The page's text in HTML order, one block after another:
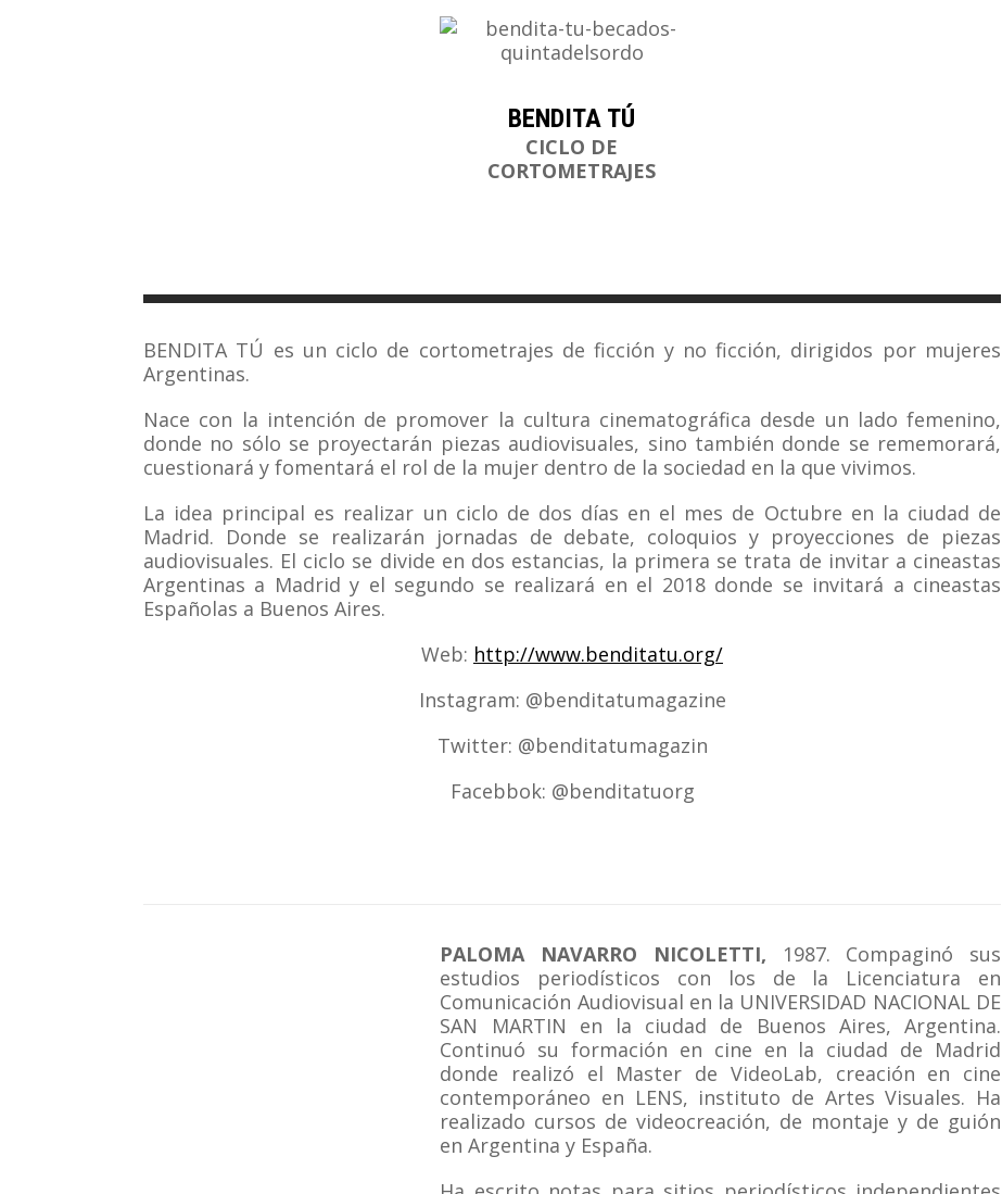
BENDITA TÚ
CICLO DE
CORTOMETRAJES
BENDITA TÚ es un ciclo de cortometrajes de ficción y no ficción, dirigidos por mujeres
Argentinas.
Nace con la intención de promover la cultura cinematográfica desde un lado femenino,
donde no sólo se proyectarán piezas audiovisuales, sino también donde se rememorará,
cuestionará y fomentará el rol de la mujer dentro de la sociedad en la que vivimos.
La idea principal es realizar un ciclo de dos días en el mes de Octubre en la ciudad de
Madrid. Donde se realizarán jornadas de debate, coloquios y proyecciones de piezas
audiovisuales. El ciclo se divide en dos estancias, la primera se trata de invitar a cineastas
Argentinas a Madrid y el segundo se realizará en el 2018 donde se invitará a cineastas
Españolas a Buenos Aires.
Web: http://www.benditatu.org/
Instagram: @benditatumagazine
Twitter: @benditatumagazin
Facebbok: @benditatuorg
PALOMA NAVARRO NICOLETTI, 1987. Compaginó sus
estudios periodísticos con los de la Licenciatura en
Comunicación Audiovisual en la UNIVERSIDAD NACIONAL DE
SAN MARTIN en la ciudad de Buenos Aires, Argentina.
Continuó su formación en cine en la ciudad de Madrid
donde realizó el Master de VideoLab, creación en cine
contemporáneo en LENS, instituto de Artes Visuales. Ha
realizado cursos de videocreación, de montaje y de guión
en Argentina y España.